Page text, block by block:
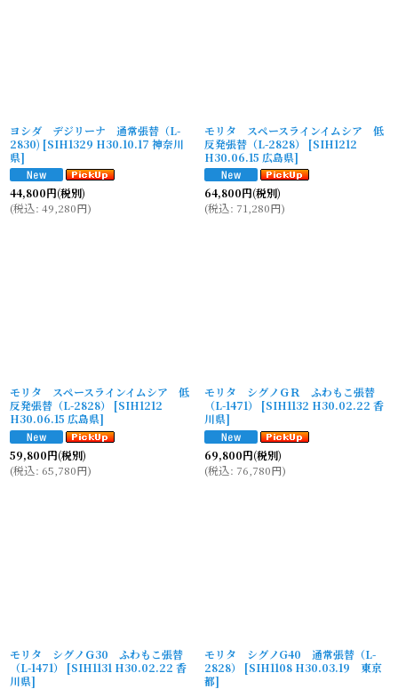
ヨシダ デジリーナ 通常張替（L-
2830) [SIH1329 H30.10.17 神奈川
県]
44,800円(税別)
(税込: 49,280円)
モリタ スペースラインイムシア 低
反発張替（L-2828）
[SIH1212
H30.06.15 広島県]
64,800円(税別)
(税込: 71,280円)
モリタ スペースラインイムシア 低
反発張替（L-2828）
[SIH1212
H30.06.15 広島県]
59,800円(税別)
(税込: 65,780円)
モリタ シグノＧＲ ふわもこ張替
（L-1471）
[SIH1132 H30.02.22 香
川県]
69,800円(税別)
(税込: 76,780円)
モリタ シグノＧ30 ふわもこ張替
（L-1471）
[SIH1131 H30.02.22 香
川県]
モリタ シグノG40 通常張替（L-
2828）
[SIH1108 H30.03.19 東京
都]